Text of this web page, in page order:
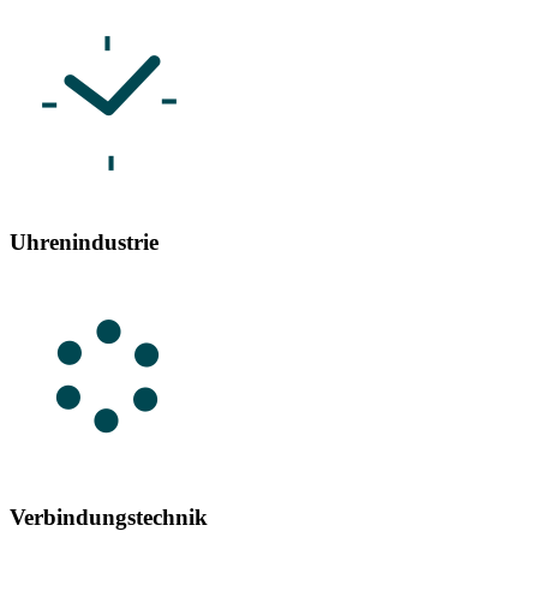
Uhrenindustrie
Verbindungstechnik